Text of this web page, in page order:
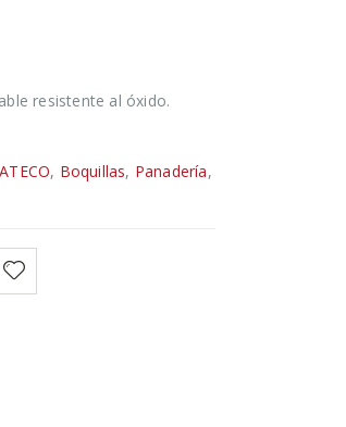
resistente al óxido.
ATECO, Boquillas, Panadería,